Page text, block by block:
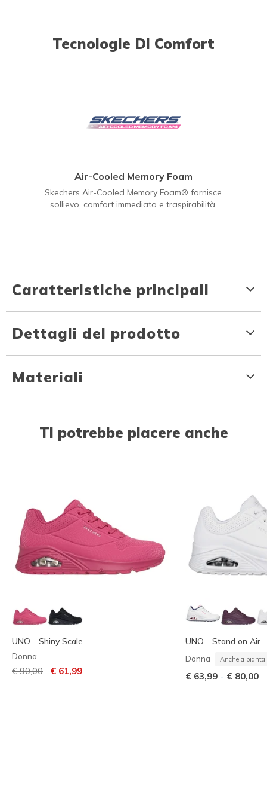
Tecnologie Di Comfort
Air-Cooled Memory Foam
Skechers Air-Cooled Memory Foam® fornisce
sollievo, comfort immediato e traspirabilità.
Caratteristiche principali
Dettagli del prodotto
Materiali
Ti potrebbe piacere anche
UNO - Shiny Scale
Donna
Prezzo ridotto da
€ 90,00 per
€ 61,99
UNO - Stand on Air
Donna Anche a pianta
€ 63,99 - € 80,00